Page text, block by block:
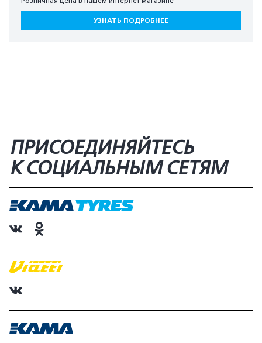
УЗНАТЬ ПОДРОБНЕЕ
ПРИСОЕДИНЯЙТЕСЬ
К СОЦИАЛЬНЫМ СЕТЯМ